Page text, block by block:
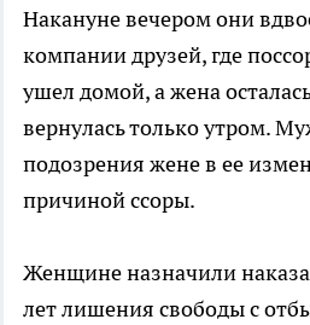
Накануне вечером они
компании друзей, где
ушел домой, а жена
вернулась только утром.
подозрения жене в ее
причиной ссоры.
Женщине назначили
лет лишения свободы с